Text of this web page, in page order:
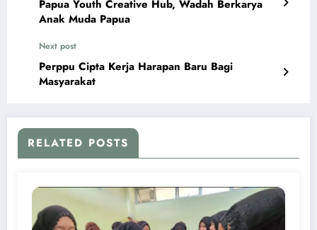
Papua Youth Creative Hub, Wadah Berkarya
Anak Muda Papua
Next post
Perppu Cipta Kerja Harapan Baru Bagi
Masyarakat
RELATED POSTS